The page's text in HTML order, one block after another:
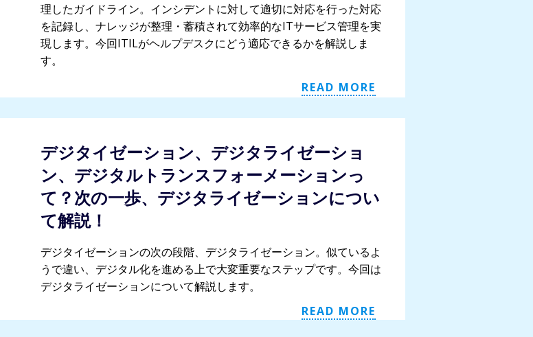
理したガイドライン。インシデントに対して適切に対応を行った対応
を記録し、ナレッジが整理・蓄積されて効率的なITサービス管理を実
現します。今回ITILがヘルプデスクにどう適応できるかを解説しま
す。
READ MORE
デジタイゼーション、デジタライゼーショ
ン、デジタルトランスフォーメーションっ
て？次の一歩、デジタライゼーションについ
て解説！
デジタイゼーションの次の段階、デジタライゼーション。似ているよ
うで違い、デジタル化を進める上で大変重要なステップです。今回は
デジタライゼーションについて解説します。
READ MORE